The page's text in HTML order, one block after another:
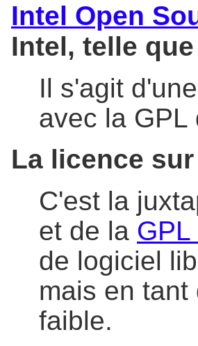
Intel Open
Intel, telle
Il s'agit
avec la GPL
La licence
C'est la
et de la GPL
de logiciel
mais en
faible.